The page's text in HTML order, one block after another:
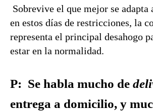
Sobrevive el que mejor se
en estos días de restricciones, la
representa el principal desahogo
estar en la normalidad.
P: Se habla mucho de
entrega a domicilio, y